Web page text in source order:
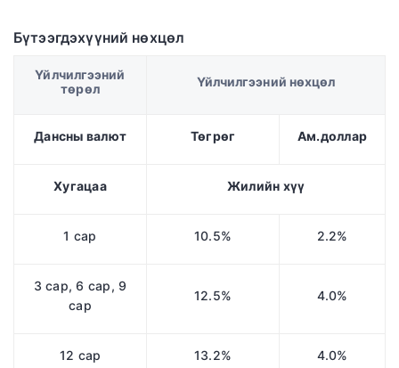
Бүтээгдэхүүний нөхцөл
Үйлчилгээний
төрөл
Үйлчилгээний нөхцөл
Дансны валют Төгрөг Ам.доллар
Хугацаа Жилийн хүү
1 сар 10.5% 2.2%
3 сар, 6 сар, 9
сар
12.5% 4.0%
12 сар 13.2% 4.0%